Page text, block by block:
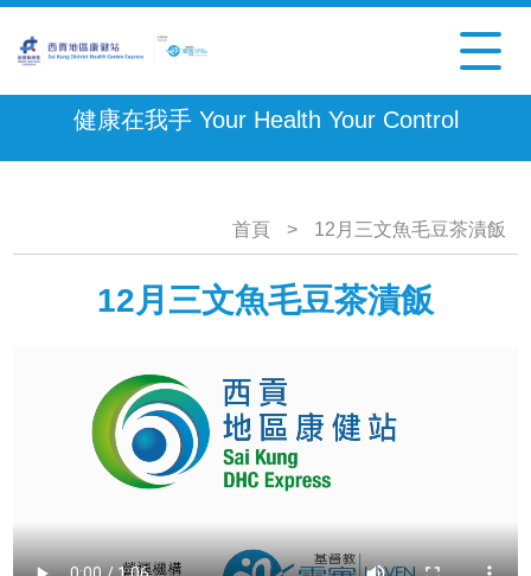
健康在我手 Your Health Your Control
首頁 > 12月三文魚毛豆茶漬飯
12月三文魚毛豆茶漬飯